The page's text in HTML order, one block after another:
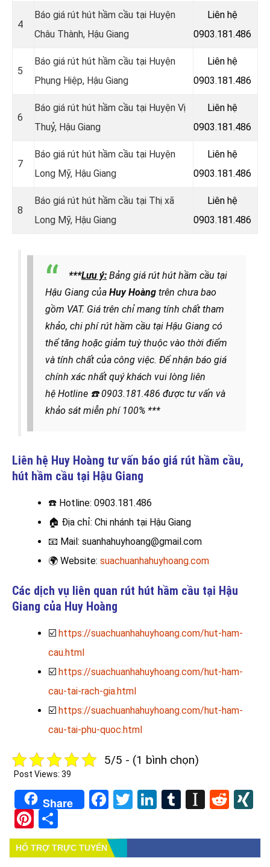
4
Báo giá rút hút hầm cầu tại Huyện
Châu Thành, Hậu Giang
Liên hệ
0903.181.486
5
Báo giá rút hút hầm cầu tại Huyện
Phụng Hiệp, Hậu Giang
Liên hệ
0903.181.486
6
Báo giá rút hút hầm cầu tại Huyện Vị
Thuỷ, Hậu Giang
Liên hệ
0903.181.486
7
Báo giá rút hút hầm cầu tại Huyện
Long Mỹ, Hậu Giang
Liên hệ
0903.181.486
8
Báo giá rút hút hầm cầu tại Thị xã
Long Mỹ, Hậu Giang
Liên hệ
0903.181.486
***Lưu ý: Bảng giá rút hút hầm cầu tại
Hậu Giang của Huy Hoàng trên chưa bao
gồm VAT. Giá trên chỉ mang tính chất tham
khảo, chi phí rút hầm cầu tại Hậu Giang có
thể tăng hoặc giảm tuỳ thuộc vào thời điểm
và tính chất của công việc. Để nhận báo giá
chính xác nhất quý khách vui lòng liên
hệ Hotline ☎️0903.181.486 được tư vấn và
khảo sát miễn phí 100% ***
Liên hệ Huy Hoàng tư vấn báo giá rút hầm cầu,
hút hầm cầu tại Hậu Giang
☎️ Hotline: 0903.181.486
🏠 Địa chỉ: Chi nhánh tại Hậu Giang
📧 Mail: suanhahuyhoang@gmail.com
🌍 Website: suachuanhahuyhoang.com
Các dịch vụ liên quan rút hút hầm cầu tại Hậu
Giang của Huy Hoàng
☑️ https://suachuanhahuyhoang.com/hut-ham-
cau.html
☑️ https://suachuanhahuyhoang.com/hut-ham-
cau-tai-rach-gia.html
☑️ https://suachuanhahuyhoang.com/hut-ham-
cau-tai-phu-quoc.html
5/5 - (1 bình chọn)
Post Views: 39
Share Facebook
TwitterLinkedIn
Tumblr
Pinterest
HỔ TRỢ TRỰC TUYẾN